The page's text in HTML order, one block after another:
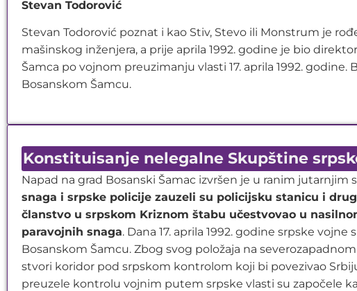
Stevan Todorović
Stevan Todorović poznat i kao Stiv, Stevo ili Monstrum je
mašinskog inženjera, a prije aprila 1992. godine je bio
Šamca po vojnom preuzimanju vlasti 17. aprila 1992.
Bosanskom Šamcu.
Konstituisanje nelegalne Skupštine
Napad na grad Bosanski Šamac izvršen je u ranim jutarnjim
snaga i srpske policije zauzeli su policijsku stanicu i
članstvo u srpskom Kriznom štabu učestvovao u
paravojnih snaga. Dana 17. aprila 1992. godine srpske
Bosanskom Šamcu. Zbog svog položaja na
stvori koridor pod srpskom kontrolom koji bi povezivao
preuzele kontrolu vojnim putem srpske vlasti su započele